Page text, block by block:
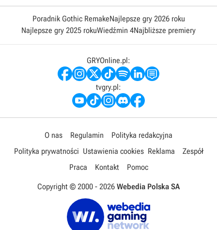
Poradnik Gothic RemakeNajlepsze gry 2026 roku
Najlepsze gry 2025 rokuWiedźmin 4Najbliższe premiery
GRYOnline.pl:
tvgry.pl:
O nas Regulamin
Polityka redakcyjna
Polityka prywatności Ustawienia cookies Reklama
Zespół
Praca
Kontakt Pomoc
Copyright © 2000 - 2026 Webedia Polska SA